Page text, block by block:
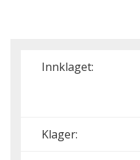
Innklaget:
Klager: